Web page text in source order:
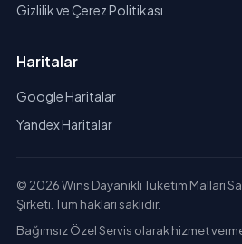
Gizlilik ve Çerez Politikası
Haritalar
Google Haritalar
Yandex Haritalar
© 2026 Wins Dayanıklı Tüketim Malları
Şirketi. Tüm hakları saklıdır.
Bağımsız Özel Servis olarak hizmet